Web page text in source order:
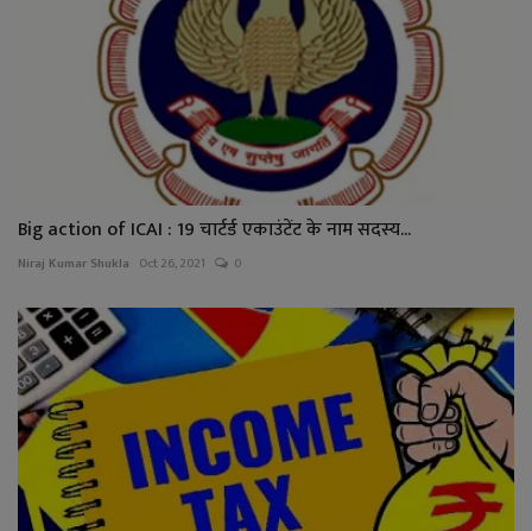
Big action of ICAI : 19 चार्टर्ड एकाउंटेंट के नाम सदस्य...
Niraj Kumar Shukla Oct 26, 2021 0